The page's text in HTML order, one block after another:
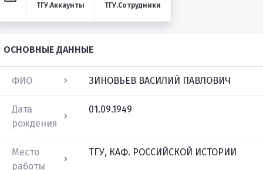
ТГУ.Аккаунты ТГУ.Сотрудники
ОСНОВНЫЕ ДАННЫЕ
ФИО ЗИНОВЬЕВ ВАСИЛИЙ ПАВЛОВИЧ
Дата
рождения
01.09.1949
Место
работы
ТГУ, КАФ. РОССИЙСКОЙ ИСТОРИИ